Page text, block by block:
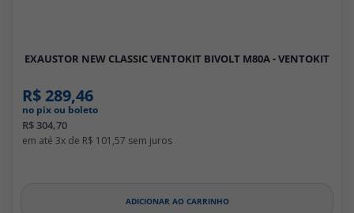
EXAUSTOR NEW CLASSIC VENTOKIT BIVOLT M80A - VENTOKIT
R$ 289,46
no pix ou boleto
R$ 304,70
3x de R$ 101,57
ADICIONAR AO CARRINHO